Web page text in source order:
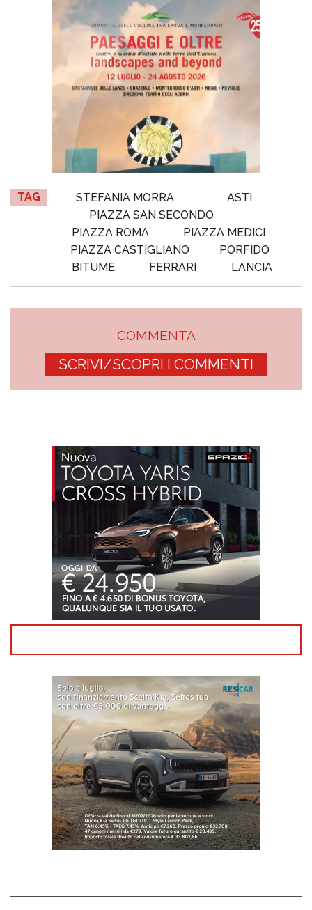
TAG STEFANIA MORRA
ASTI
PIAZZA SAN SECONDO
PIAZZA ROMA
PIAZZA MEDICI
PIAZZA CASTIGLIANO
PORFIDO
BITUME
FERRARI LANCIA
COMMENTA
SCRIVI/SCOPRI I COMMENTI